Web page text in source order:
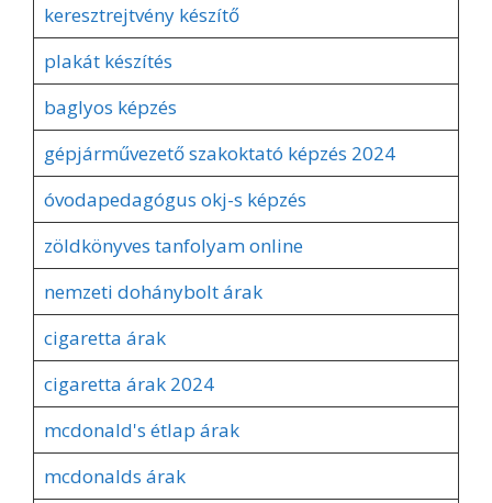
keresztrejtvény készítő
plakát készítés
baglyos képzés
gépjárművezető szakoktató képzés 2024
óvodapedagógus okj-s képzés
zöldkönyves tanfolyam online
nemzeti dohánybolt árak
cigaretta árak
cigaretta árak 2024
mcdonald's étlap árak
mcdonalds árak